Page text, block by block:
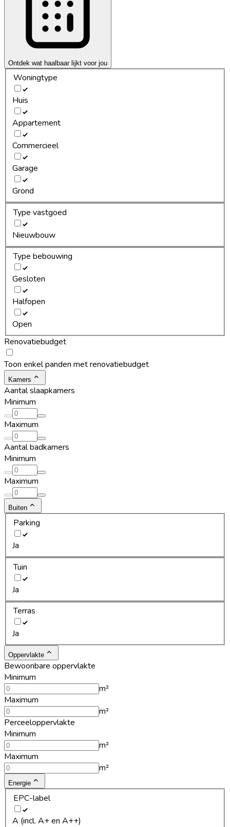
Ontdek wat haalbaar lijkt voor jou
Woningtype
Huis
Appartement
Commercieel
Garage
Grond
Type vastgoed
Nieuwbouw
Type bebouwing
Gesloten
Halfopen
Open
Renovatiebudget
Toon enkel panden met renovatiebudget
Kamers
Aantal slaapkamers
Minimum
Maximum
Aantal badkamers
Minimum
Maximum
Buiten
Parking
Ja
Tuin
Ja
Terras
Ja
Oppervlakte
Bewoonbare oppervlakte
Minimum
m²
Maximum
m²
Perceeloppervlakte
Minimum
m²
Maximum
m²
Energie
EPC-label
A (incl. A+ en A++)